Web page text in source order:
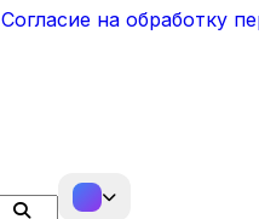
Согласие на обработку